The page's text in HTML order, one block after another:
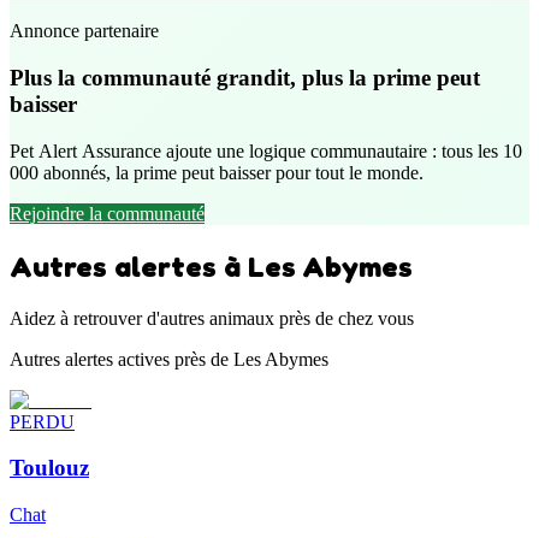
Annonce partenaire
Plus la communauté grandit, plus la prime peut
baisser
Pet Alert Assurance ajoute une logique communautaire : tous les 10
000 abonnés, la prime peut baisser pour tout le monde.
Rejoindre la communauté
Autres alertes à Les Abymes
Aidez à retrouver d'autres animaux près de chez vous
Autres alertes actives près de Les Abymes
PERDU
Toulouz
Chat